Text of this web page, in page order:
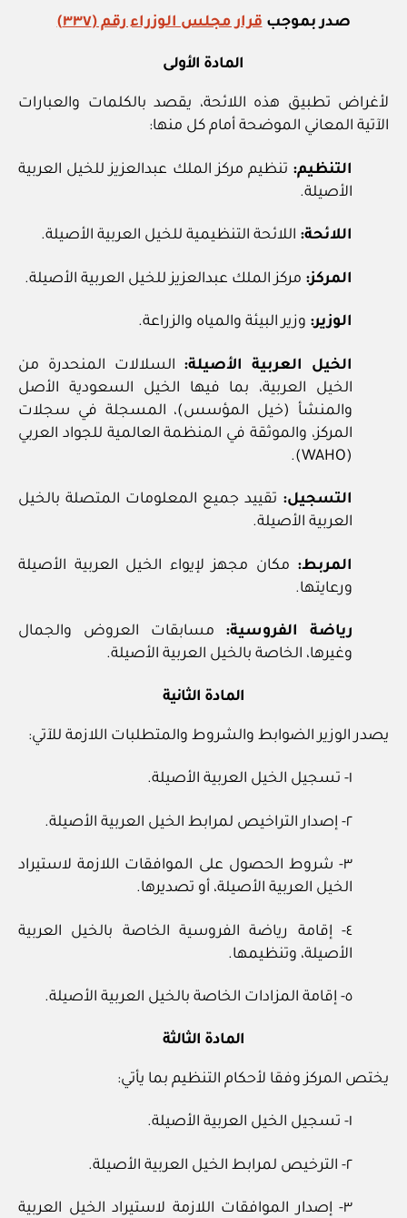
صدر بموجب قرار مجلس الوزراء رقم (٣٣٧)
المادة الأولى
لأغراض تطبيق هذه اللائحة، يقصد بالكلمات والعبارات
الآتية المعاني الموضحة أمام كل منها:
التنظيم: تنظيم مركز الملك عبدالعزيز للخيل العربية
الأصيلة.
اللائحة: اللائحة التنظيمية للخيل العربية الأصيلة.
المركز: مركز الملك عبدالعزيز للخيل العربية الأصيلة.
الوزير: وزير البيئة والمياه والزراعة.
الخيل العربية الأصيلة: السلالات المنحدرة من
الخيل العربية، بما فيها الخيل السعودية الأصل
والمنشأ (خيل المؤسس)، المسجلة في سجلات
المركز، والموثقة في المنظمة العالمية للجواد العربي
(WAHO).
التسجيل: تقييد جميع المعلومات المتصلة بالخيل
العربية الأصيلة.
المربط: مكان مجهز لإيواء الخيل العربية الأصيلة
ورعايتها.
رياضة الفروسية: مسابقات العروض والجمال
وغيرها، الخاصة بالخيل العربية الأصيلة.
المادة الثانية
يصدر الوزير الضوابط والشروط والمتطلبات اللازمة للآتي:
١- تسجيل الخيل العربية الأصيلة.
٢- إصدار التراخيص لمرابط الخيل العربية الأصيلة.
٣- شروط الحصول على الموافقات اللازمة لاستيراد
الخيل العربية الأصيلة، أو تصديرها.
٤- إقامة رياضة الفروسية الخاصة بالخيل العربية
الأصيلة، وتنظيمها.
٥- إقامة المزادات الخاصة بالخيل العربية الأصيلة.
المادة الثالثة
يختص المركز وفقا لأحكام التنظيم بما يأتي:
١- تسجيل الخيل العربية الأصيلة.
٢- الترخيص لمرابط الخيل العربية الأصيلة.
٣- إصدار الموافقات اللازمة لاستيراد الخيل العربية